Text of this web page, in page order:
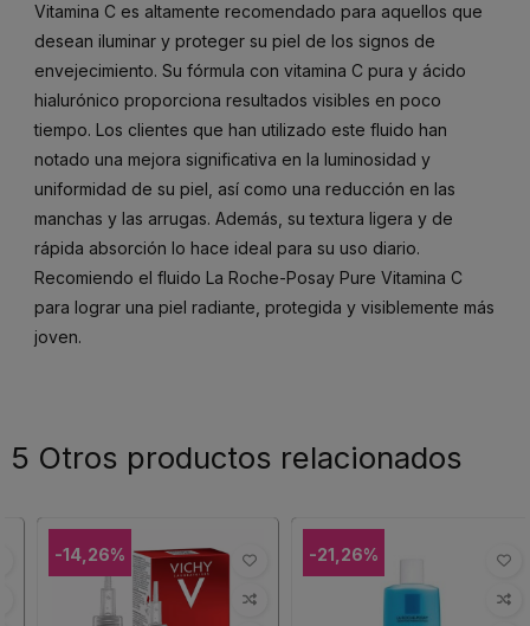
Vitamina C es altamente recomendado para aquellos que
desean iluminar y proteger su piel de los signos de
envejecimiento. Su fórmula con vitamina C pura y ácido
hialurónico proporciona resultados visibles en poco
tiempo. Los clientes que han utilizado este fluido han
notado una mejora significativa en la luminosidad y
uniformidad de su piel, así como una reducción en las
manchas y las arrugas. Además, su textura ligera y de
rápida absorción lo hace ideal para su uso diario.
Recomiendo el fluido La Roche-Posay Pure Vitamina C
para lograr una piel radiante, protegida y visiblemente más
joven.
5 Otros productos relacionados
-14,26% -21,26%